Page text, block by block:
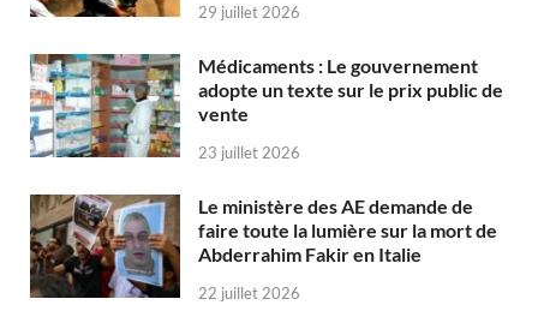
29 juillet 2026
Médicaments : Le gouvernement
adopte un texte sur le prix public de
vente
23 juillet 2026
Le ministère des AE demande de
faire toute la lumière sur la mort de
Abderrahim Fakir en Italie
22 juillet 2026